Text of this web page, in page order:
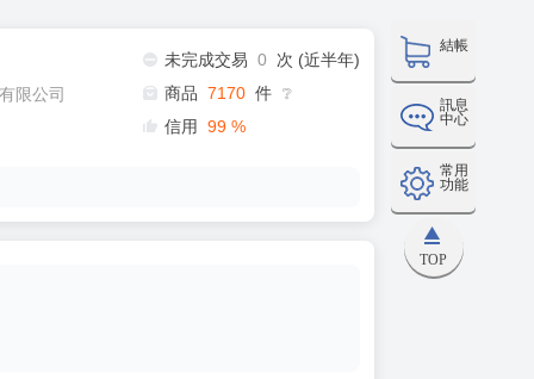
結帳
訊息
中心
常用
功能
TOP
限公司
未完成交易 0
次 (近半年)
商品 7170 件 ❔
信用 99 %